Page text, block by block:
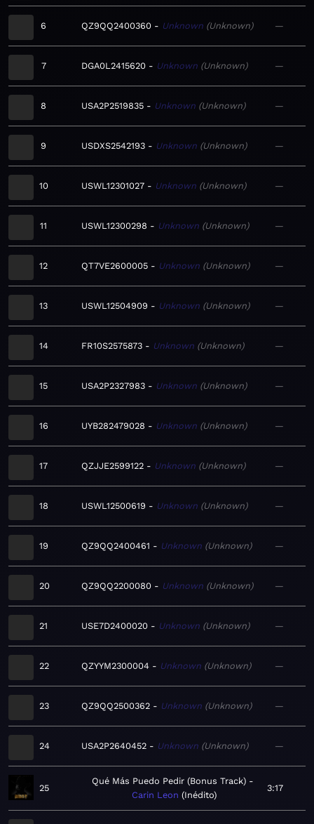
6 QZ9QQ2400360 Unknown Unknown —
7 DGA0L2415620 Unknown Unknown —
8 USA2P2519835 Unknown Unknown —
9 USDXS2542193 Unknown Unknown —
10 USWL12301027 Unknown Unknown —
11 USWL12300298 Unknown Unknown —
12 QT7VE2600005 Unknown Unknown —
13 USWL12504909 Unknown Unknown —
14 FR10S2575873 Unknown Unknown —
15 USA2P2327983 Unknown Unknown —
16 UYB282479028 Unknown Unknown —
17 QZJJE2599122 Unknown Unknown —
18 USWL12500619 Unknown Unknown —
19 QZ9QQ2400461 Unknown Unknown —
20 QZ9QQ2200080 Unknown Unknown —
21 USE7D2400020 Unknown Unknown —
22 QZYYM2300004 Unknown Unknown —
23 QZ9QQ2500362 Unknown Unknown —
24 USA2P2640452 Unknown Unknown —
25
Qué Más Puedo Pedir (Bonus Track)
Carin Leon
Inédito
3:17